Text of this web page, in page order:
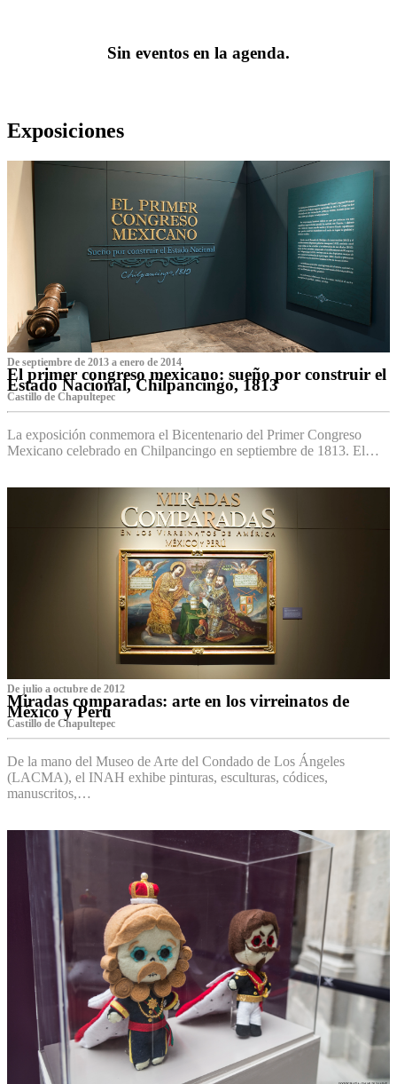
Sin eventos en la agenda.
Exposiciones
De septiembre de 2013 a enero de 2014
El primer congreso mexicano: sueño por construir el
Estado Nacional, Chilpancingo, 1813
Castillo de Chapultepec
La exposición conmemora el Bicentenario del Primer Congreso
Mexicano celebrado en Chilpancingo en septiembre de 1813. El…
De julio a octubre de 2012
Miradas comparadas: arte en los virreinatos de
México y Perú
Castillo de Chapultepec
De la mano del Museo de Arte del Condado de Los Ángeles
(LACMA), el INAH exhibe pinturas, esculturas, códices,
manuscritos,…